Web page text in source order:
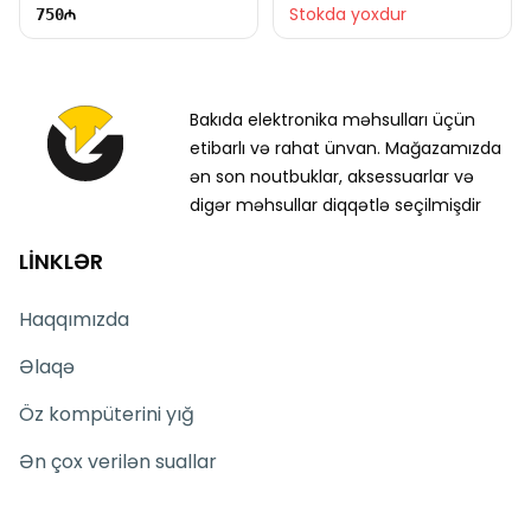
750 Stokda yoxdur
Bakıda elektronika məhsulları üçün
etibarlı və rahat ünvan. Mağazamızda
ən son noutbuklar, aksessuarlar və
digər məhsullar diqqətlə seçilmişdir
LİNKLƏR
Haqqımızda
Əlaqə
Öz kompüterini yığ
Ən çox verilən suallar